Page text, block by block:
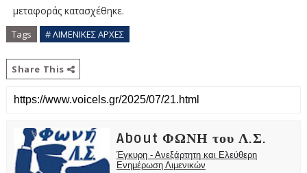
μεταφοράς κατασχέθηκε.
Tags # ΛΙΜΕΝΙΚΕΣ ΑΡΧΕΣ
Share This
About ΦΩΝΗ του Λ.Σ.
Έγκυρη - Ανεξάρτητη και Ελεύθερη
Ενημέρωση Λιμενικών